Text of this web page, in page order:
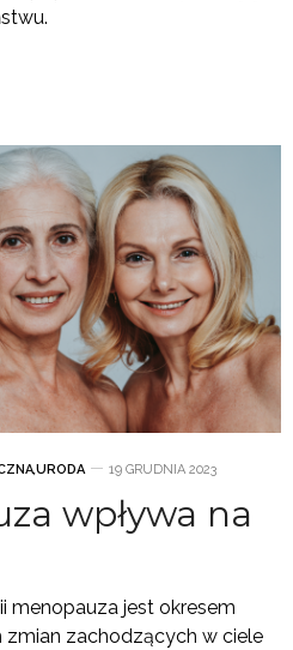
,URODA 19 GRUDNIA 2023
wpływa na
menopauza jest okresem
zmian zachodzących w ciele